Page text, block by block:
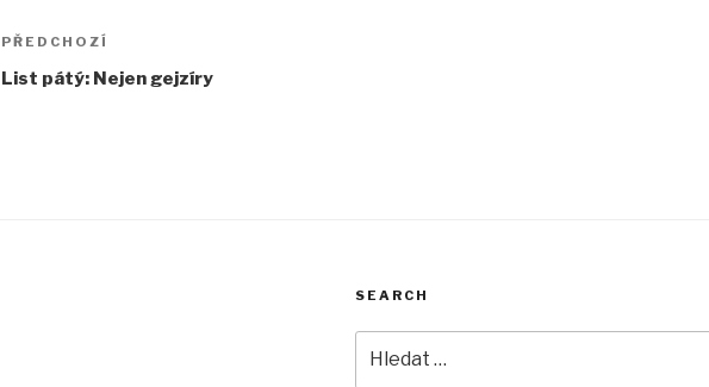
Navigace
pro
Předchozí
příspěvek
PŘEDCHOZÍ
List pátý: Nejen gejzíry
SEARCH